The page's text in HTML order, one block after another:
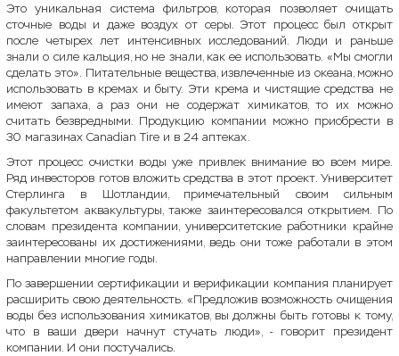
Это уникальная система фильтров, которая позволяет очищать
сточные воды и даже воздух от серы. Этот процесс был открыт
после четырех лет интенсивных исследований. Люди и раньше
знали о силе кальция, но не знали, как ее использовать. «Мы смогли
сделать это». Питательные вещества, извлеченные из океана, можно
использовать в кремах и быту. Эти крема и чистящие средства не
имеют запаха, а раз они не содержат химикатов, то их можно
считать безвредными. Продукцию компании можно приобрести в
30 магазинах Canadian Tire и в 24 аптеках.
Этот процесс очистки воды уже привлек внимание во всем мире.
Ряд инвесторов готов вложить средства в этот проект. Университет
Стерлинга в Шотландии, примечательный своим сильным
факультетом аквакультуры, также заинтересовался открытием. По
словам президента компании, университетские работники крайне
заинтересованы их достижениями, ведь они тоже работали в этом
направлении многие годы.
По завершении сертификации и верификации компания планирует
расширить свою деятельность. «Предложив возможность очищения
воды без использования химикатов, вы должны быть готовы к тому,
что в ваши двери начнут стучать люди», - говорит президент
компании. И они постучались.